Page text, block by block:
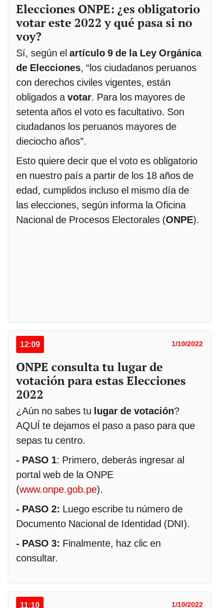
Elecciones ONPE: ¿es obligatorio
votar este 2022 y qué pasa si no
voy?
Sí, según el artículo 9 de la Ley Orgánica
de Elecciones, “los ciudadanos peruanos
con derechos civiles vigentes, están
obligados a votar. Para los mayores de
setenta años el voto es facultativo. Son
ciudadanos los peruanos mayores de
dieciocho años”.
Esto quiere decir que el voto es obligatorio
en nuestro país a partir de los 18 años de
edad, cumplidos incluso el mismo día de
las elecciones, según informa la Oficina
Nacional de Procesos Electorales (ONPE).
12:09 1/10/2022
ONPE consulta tu lugar de
votación para estas Elecciones
2022
¿Aún no sabes tu lugar de votación?
AQUÍ te dejamos el paso a paso para que
sepas tu centro.
- PASO 1: Primero, deberás ingresar al
portal web de la ONPE
(www.onpe.gob.pe).
- PASO 2: Luego escribe tu número de
Documento Nacional de Identidad (DNI).
- PASO 3: Finalmente, haz clic en
consultar.
11:10 1/10/2022